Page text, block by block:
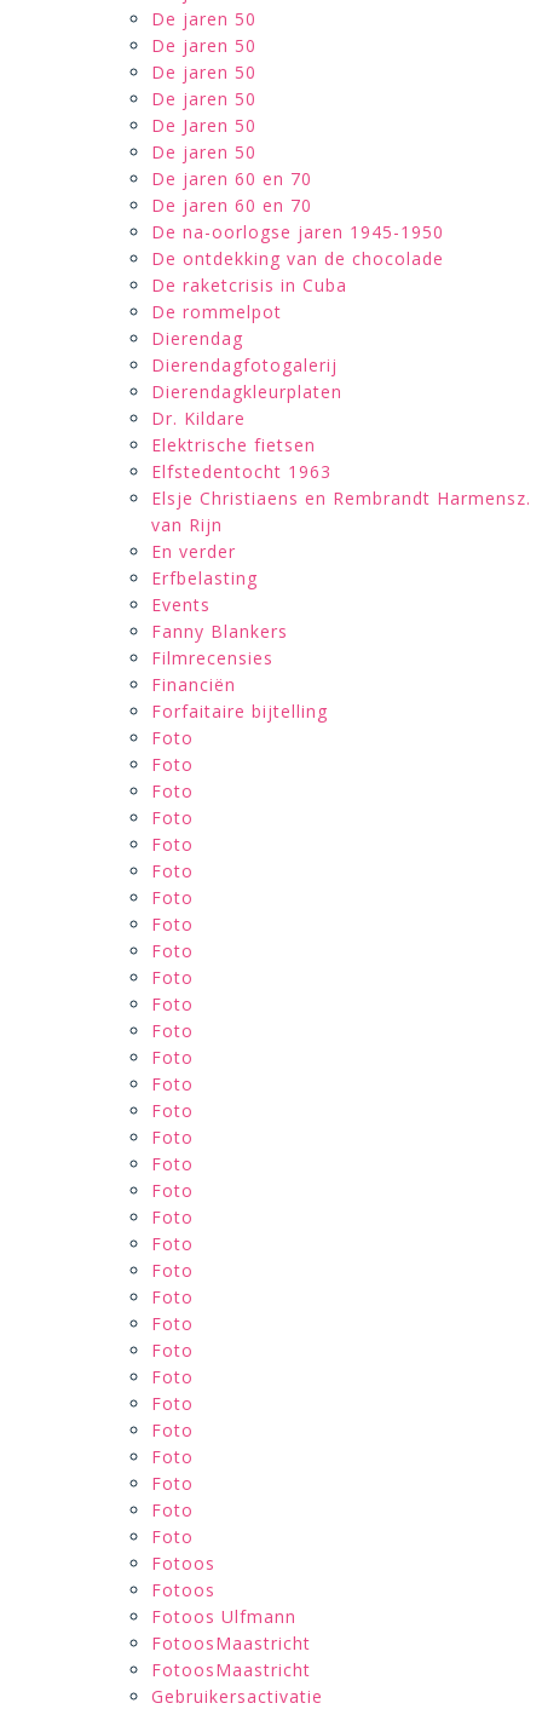
De jaren 50
De jaren 50
De jaren 50
De jaren 50
De Jaren 50
De jaren 50
De jaren 60 en 70
De jaren 60 en 70
De na-oorlogse jaren 1945-1950
De ontdekking van de chocolade
De raketcrisis in Cuba
De rommelpot
Dierendag
Dierendagfotogalerij
Dierendagkleurplaten
Dr. Kildare
Elektrische fietsen
Elfstedentocht 1963
Elsje Christiaens en Rembrandt Harmensz.
van Rijn
En verder
Erfbelasting
Events
Fanny Blankers
Filmrecensies
Financiën
Forfaitaire bijtelling
Foto
Foto
Foto
Foto
Foto
Foto
Foto
Foto
Foto
Foto
Foto
Foto
Foto
Foto
Foto
Foto
Foto
Foto
Foto
Foto
Foto
Foto
Foto
Foto
Foto
Foto
Foto
Foto
Foto
Foto
Foto
Fotoos
Fotoos
Fotoos Ulfmann
FotoosMaastricht
FotoosMaastricht
Gebruikersactivatie